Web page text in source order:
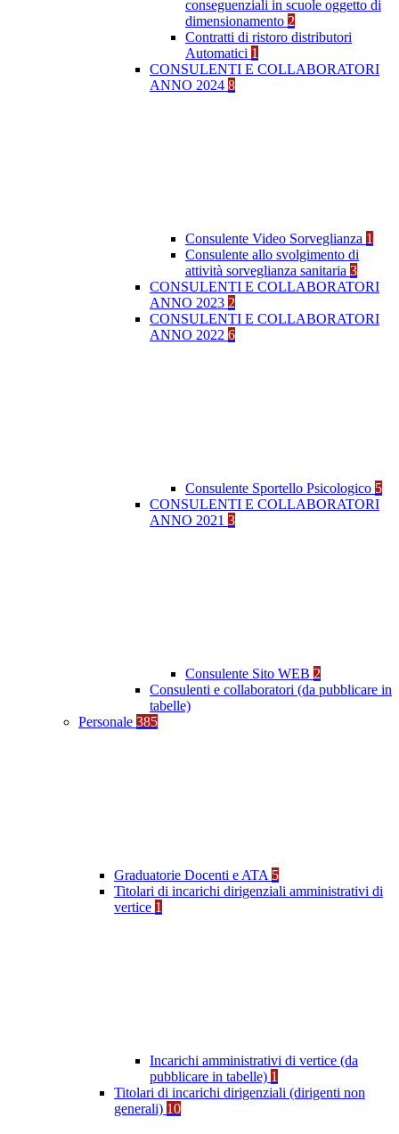
conseguenziali in scuole oggetto di
dimensionamento 2
Contratti di ristoro distributori
Automatici 1
CONSULENTI E COLLABORATORI
ANNO 2024 8
Consulente Video Sorveglianza 1
Consulente allo svolgimento di
attività sorveglianza sanitaria 3
CONSULENTI E COLLABORATORI
ANNO 2023 2
CONSULENTI E COLLABORATORI
ANNO 2022 6
Consulente Sportello Psicologico 5
CONSULENTI E COLLABORATORI
ANNO 2021 3
Consulente Sito WEB 2
Consulenti e collaboratori (da pubblicare in
tabelle)
Personale 385
Graduatorie Docenti e ATA 5
Titolari di incarichi dirigenziali amministrativi di
vertice 1
Incarichi amministrativi di vertice (da
pubblicare in tabelle) 1
Titolari di incarichi dirigenziali (dirigenti non
generali) 10